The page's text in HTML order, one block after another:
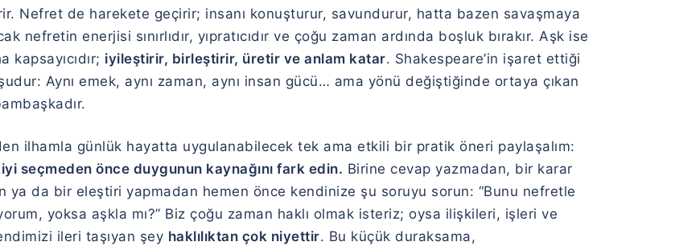
Nefret de harekete geçirir; insanı konuşturur, savundurur, hatta bazen savaşmaya
nefretin enerjisi sınırlıdır, yıpratıcıdır ve çoğu zaman ardında boşluk bırakır. Aşk ise
kapsayıcıdır; iyileştirir, birleştirir, üretir ve anlam katar. Shakespeare’in işaret ettiği
Aynı emek, aynı zaman, aynı insan gücü… ama yönü değiştiğinde ortaya çıkan
ilhamla günlük hayatta uygulanabilecek tek ama etkili bir pratik öneri paylaşalım:
seçmeden önce duygunun kaynağını fark edin. Birine cevap yazmadan, bir karar
ya da bir eleştiri yapmadan hemen önce kendinize şu soruyu sorun: “Bunu nefretle
yoksa aşkla mı?” Biz çoğu zaman haklı olmak isteriz; oysa ilişkileri, işleri ve
ileri taşıyan şey haklılıktan çok niyettir. Bu küçük duraksama,